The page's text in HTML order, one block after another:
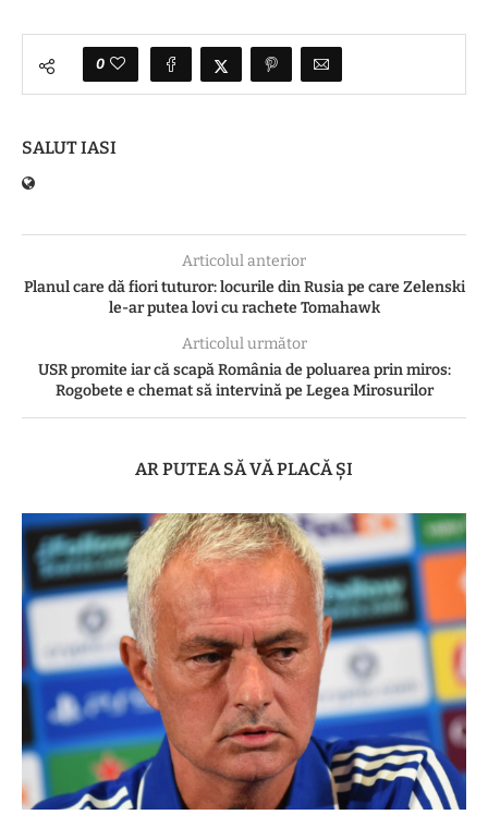
0
SALUT IASI
Articolul anterior
Planul care dă fiori tuturor: locurile din Rusia pe care Zelenski
le-ar putea lovi cu rachete Tomahawk
Articolul următor
USR promite iar că scapă România de poluarea prin miros:
Rogobete e chemat să intervină pe Legea Mirosurilor
AR PUTEA SĂ VĂ PLACĂ ȘI